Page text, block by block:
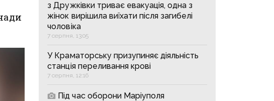
з Дружківки триває евакуація, одна з
жінок вирішила виїхати після загибелі
чоловіка
7 серпня, 13:05
У Краматорську призупиняє діяльність
станція переливання крові
7 серпня, 12:16
Під час оборони Маріуполя